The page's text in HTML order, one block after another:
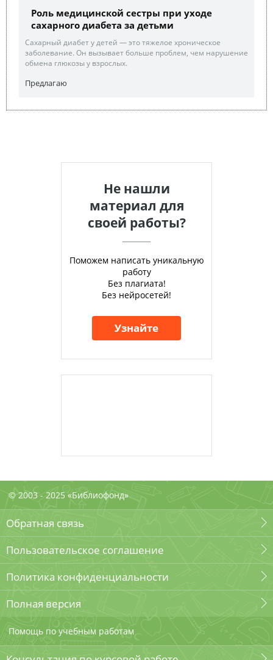
Роль медицинской сестры при уходе
сахарного диабета за детьми
Сахарный диабет у детей — это тяжелое хроническое
заболевание. Он вызывает больше проблем, чем нарушение
обмена глюкозы у взрослых.
Предлагаю
Не нашли
материал для
своей работы?
Поможем написать уникальную
работу
Без плагиата!
Без нейросетей!
Узнайте
© 2003 - 2025 «Библиофонд»
Обратная связь
Пользовательское соглашение
Политика конфиденциальности
Полная версия
Помощь по учебным работам